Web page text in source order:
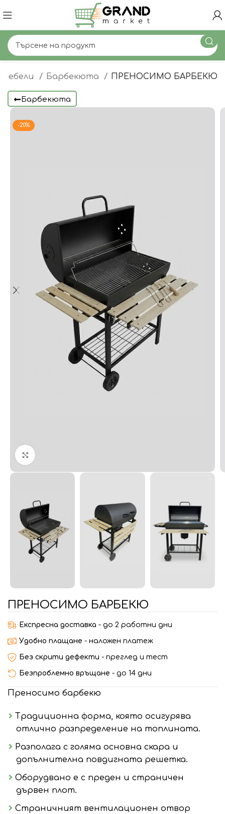
Барбекюта ПРЕНОСИМО БАРБЕКЮ
Барбекюта
-20%
ПРЕНОСИМО БАРБЕКЮ
Експресна доставка - до 2 работни дни
Удобно плащане - наложен платеж
Без скрити дефекти - преглед и тест
Безпроблемно връщане - до 14 дни
Преносимо барбекю
Традиционна форма, която осигурява
отлично разпределение на топлината.
Разполага с голяма основна скара и
допълнителна повдигната решетка.
Оборудвано е с преден и страничен
дървен плот.
Страничният вентилационен отвор